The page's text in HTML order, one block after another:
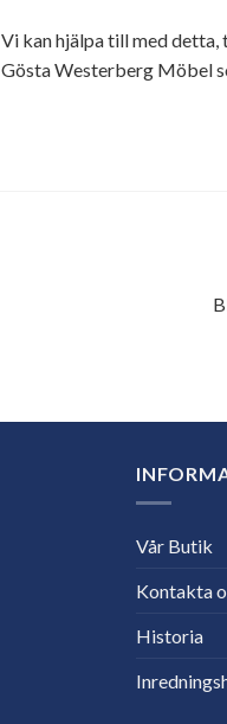
Vi kan hjälpa till med detta,
Gösta Westerberg Möbel
Vår Butik
Kontakta
Historia